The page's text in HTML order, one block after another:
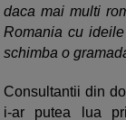
daca mai multi
Romania cu
schimba o
Consultantii din
i-ar putea lua